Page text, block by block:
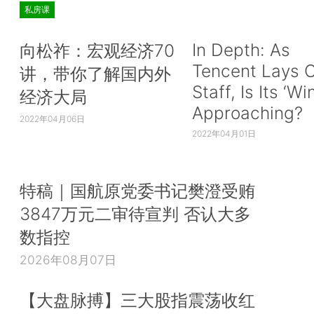
私房课
向松祚：宏观经济70
讲，带你了解国内外
经济大局
2022年04月06日
In Depth: As
Tencent Lays
Staff, Is Its
Approaching?
2022年04月01日
特稿｜国航原党委书记樊澄受贿
3847万元二审待宣判 否认大多
数指控
2026年08月07日
【大盘脉搏】三大股指震荡收红